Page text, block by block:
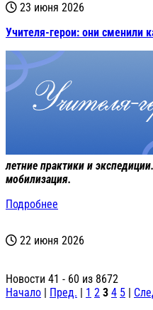
23 июня 2026
Учителя-герои: они сменили
летние практики и
мобилизация.
Подробнее
22 июня 2026
Новости 41 - 60 из 8672
Начало
Пред. 1 2 3 4 5